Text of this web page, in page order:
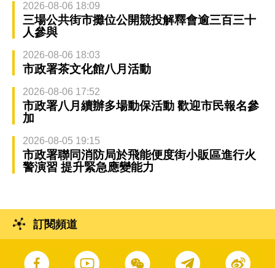
2026-08-06 18:09
三場公共街市攤位公開競投解釋會逾三百三十
人參與
2026-08-06 18:03
市政署茶文化館八月活動
2026-08-06 17:52
市政署八月續辦多場動保活動 歡迎市民報名參
加
2026-08-05 19:15
市政署聯同消防局於飛能便度街小販區進行火
警演習 提升緊急應變能力
訂閱頻道